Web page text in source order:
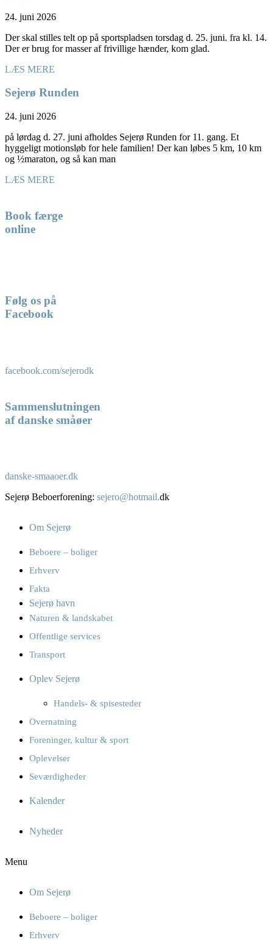
24. juni 2026
Der skal stilles telt op på sportspladsen torsdag d. 25. juni. fra kl. 14.
Der er brug for masser af frivillige hænder, kom glad.
LÆS MERE
Sejerø Runden
24. juni 2026
på lørdag d. 27. juni afholdes Sejerø Runden for 11. gang. Et
hyggeligt motionsløb for hele familien! Der kan løbes 5 km, 10 km
og ½maraton, og så kan man
LÆS MERE
Book færge
online
Følg os på
Facebook
facebook.com/sejerodk
Sammenslutningen
af danske småøer
danske-smaaoer.dk
Sejerø Beboerforening: sejero@hotmail.dk
Om Sejerø
Beboere – boliger
Erhverv
Fakta
Sejerø havn
Naturen & landskabet
Offentlige services
Transport
Oplev Sejerø
Handels- & spisesteder
Overnatning
Foreninger, kultur & sport
Oplevelser
Seværdigheder
Kalender
Nyheder
Menu
Om Sejerø
Beboere – boliger
Erhverv